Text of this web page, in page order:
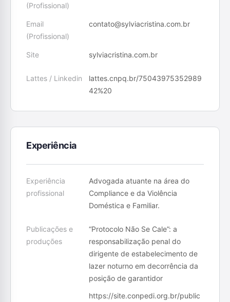
(Profissional)
Email
(Profissional)
contato@sylviacristina.com.br
Site sylviacristina.com.br
Lattes / Linkedin
lattes.cnpq.br/75043975352989
42%20
Experiência
Experiência
profissional
Advogada atuante na área do
Compliance e da Violência
Doméstica e Familiar.
Publicações e
produções
“Protocolo Não Se Cale”: a
responsabilização penal do
dirigente de estabelecimento de
lazer noturno em decorrência da
posição de garantidor
https://site.conpedi.org.br/public